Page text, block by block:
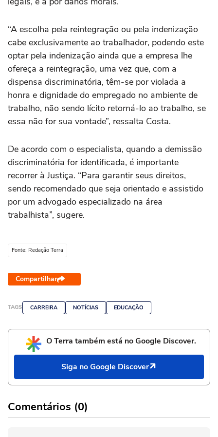
“A escolha pela reintegração ou pela indenização
cabe exclusivamente ao trabalhador, podendo este
optar pela indenização ainda que a empresa lhe
ofereça a reintegração, uma vez que, com a
dispensa discriminatória, têm-se por violada a
honra e dignidade do empregado no ambiente de
trabalho, não sendo lícito retorná-lo ao trabalho, se
essa não for sua vontade”, ressalta Costa.
De acordo com o especialista, quando a demissão
discriminatória for identificada, é importante
recorrer à Justiça. “Para garantir seus direitos,
sendo recomendado que seja orientado e assistido
por um advogado especializado na área
trabalhista”, sugere.
Fonte: Redação Terra
Compartilhar
TAGS CARREIRA NOTÍCIAS EDUCAÇÃO
O Terra também está no Google Discover.
Siga no Google Discover
Comentários (0)